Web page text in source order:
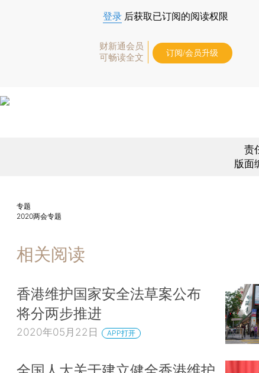
登录 后获取已订阅的阅读权限
财新通会员
可畅读全文
订阅/会员升级
责
版面
专题
2020两会专题
相关阅读
香港维护国家安全法草案公布
将分两步推进
2020年05月22日 APP打开